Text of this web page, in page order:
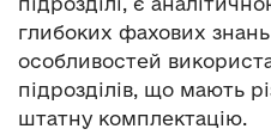
глибоких фахових
особливостей
підрозділів, що мають
штатну комплектацію.